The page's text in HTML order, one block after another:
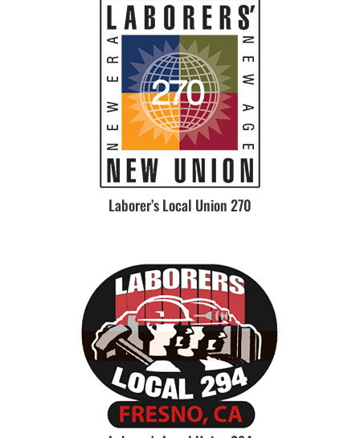
Laborer’s Local Union 270